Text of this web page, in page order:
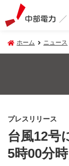
ホーム ニュース
プレスリリース
台風12号
5時00分時